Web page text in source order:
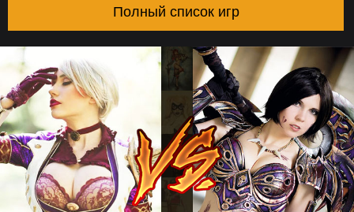
Полный список игр